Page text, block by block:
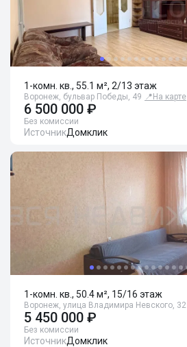
1-комн. кв., 55.1 м², 2/13 этаж
Воронеж, бульвар Победы, 49 📍 На карте
6 500 000 ₽
Без комиссии
ИсточникДомклик
1-комн. кв., 50.4 м², 15/16 этаж
Воронеж, улица Владимира Невского, 32
5 450 000 ₽
Без комиссии
ИсточникДомклик